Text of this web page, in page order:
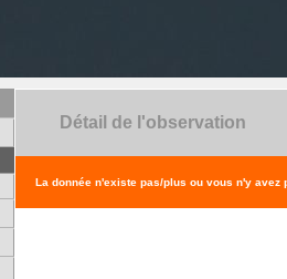
Détail de l'observation
La donnée n'existe pas/plus ou vous n'y avez